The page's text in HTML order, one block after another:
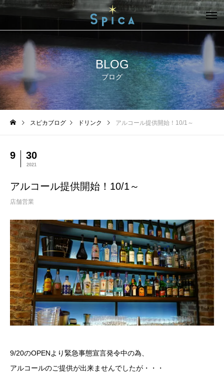
BLOG
ブログ
スピカブログ ドリンク アルコール提供開始！10/1～
9 30
2021
アルコール提供開始！10/1～
店舗営業
9/20のOPENより緊急事態宣言発令中の為、
アルコールのご提供が出来ませんでしたが・・・